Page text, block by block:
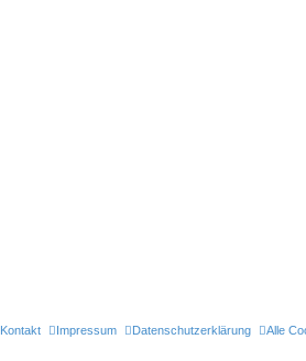
Alle
Datenschutzerklärung
Impressum
Kontakt